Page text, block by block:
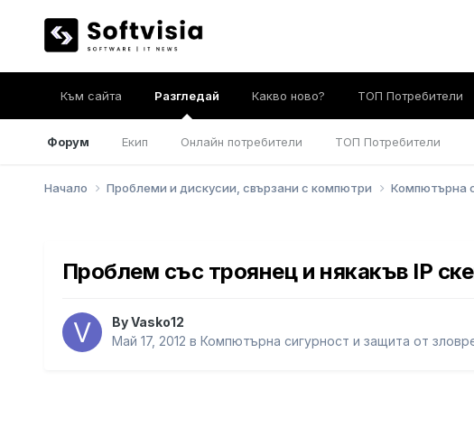
Към сайта Разгледай
Форум Екип Онлайн потребители ТОП Потребители
Какво ново? ТОП Потребители
Начало Проблеми и дискусии, свързани с компютри Компютърна
Проблем със троянец и някакъв IP
ByVasko12
Май 17, 2012 в Компютърна сигурност и защита от